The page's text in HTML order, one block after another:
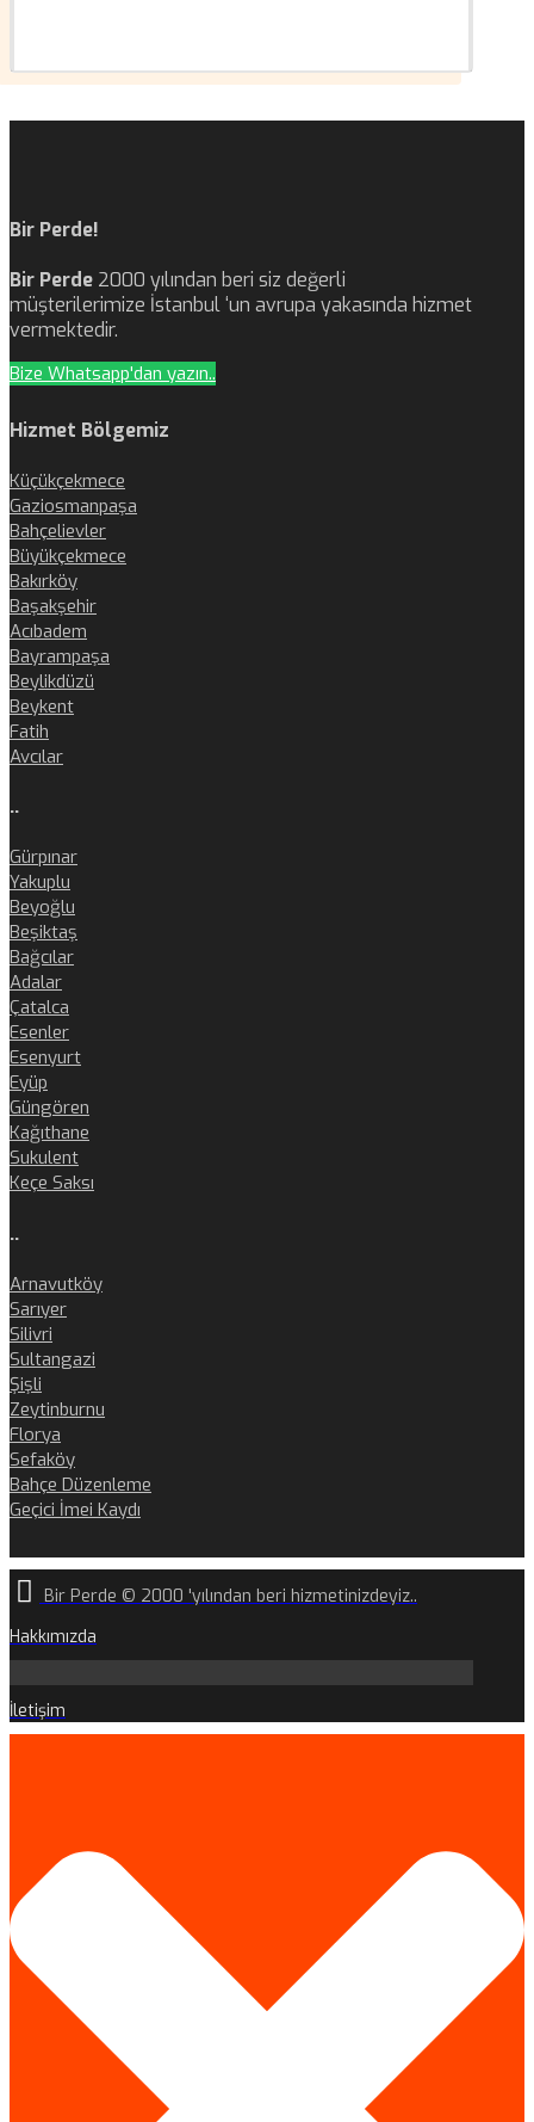
Bir Perde!
Bir Perde 2000 yılından beri siz değerli
müşterilerimize İstanbul ‘un avrupa yakasında hizmet
vermektedir.
Bize Whatsapp'dan yazın..
Hizmet Bölgemiz
Küçükçekmece
Gaziosmanpaşa
Bahçelievler
Büyükçekmece
Bakırköy
Başakşehir
Acıbadem
Bayrampaşa
Beylikdüzü
Beykent
Fatih
Avcılar
..
Gürpınar
Yakuplu
Beyoğlu
Beşiktaş
Bağcılar
Adalar
Çatalca
Esenler
Esenyurt
Eyüp
Güngören
Kağıthane
Sukulent
Keçe Saksı
..
Arnavutköy
Sarıyer
Silivri
Sultangazi
Şişli
Zeytinburnu
Florya
Sefaköy
Bahçe Düzenleme
Geçici İmei Kaydı
Bir Perde © 2000 'yılından beri hizmetinizdeyiz..
Hakkımızda
İletişim